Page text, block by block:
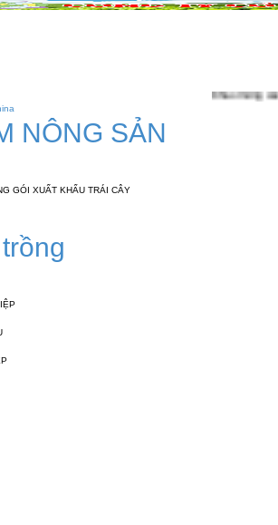
Chào mừng các bạn đến với
NÔNG SẢN
GÓI XUẤT KHẨU TRÁI CÂY